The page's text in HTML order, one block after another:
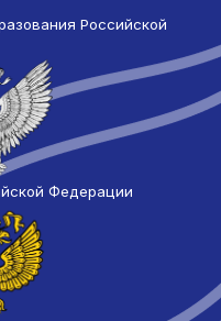
Российской
Федерации